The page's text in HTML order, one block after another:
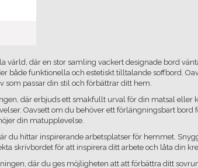
värld, där en stor samling vackert designade bord
både funktionella och estetiskt tilltalande soffbord.
passar din stil och förbättrar ditt hem.
där erbjuds ett smakfullt urval för din matsal eller
Oavsett om du behöver ett förlängningsbart
din matupplevelse.
du hittar inspirerande arbetsplatser för hemmet.
skrivbordet för att inspirera ditt arbete och låta din
där du ges möjligheten att att förbättra ditt